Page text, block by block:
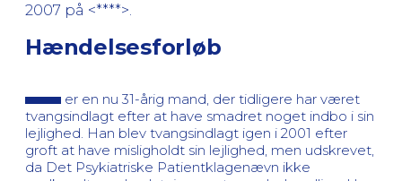
2007 på <****>.
Hændelsesforløb
er en nu 31-årig mand, der tidligere har været
tvangsindlagt efter at have smadret noget indbo i sin
lejlighed. Han blev tvangsindlagt igen i 2001 efter
groft at have misligholdt sin lejlighed, men udskrevet,
da Det Psykiatriske Patientklagenævn ikke